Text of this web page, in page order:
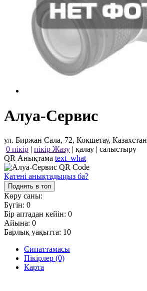
Алуа-Сервис
ул. Биржан Сала, 72, Кокшетау, Казахстан
0 пікір | пікір Жазу | қалау | салыстыру
QR Анықтама text_what
Қатені анықтадыңыз ба?
Поднять в топ
Көру саны:
Бүгін: 0
Бір аптадан кейін: 0
Айына: 0
Барлық уақытта: 10
Сипаттамасы
Пікірлер (0)
Карта